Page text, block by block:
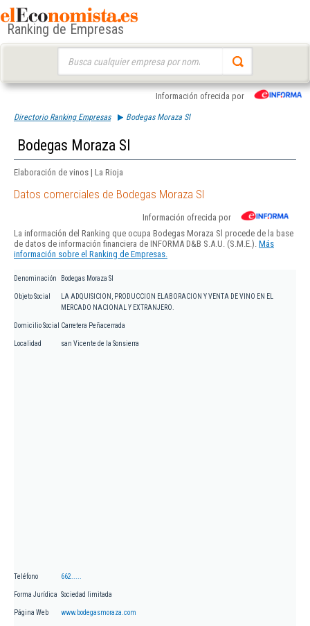
Ranking de Empresas
Información ofrecida por
Directorio Ranking Empresas Bodegas Moraza Sl
Bodegas Moraza Sl
Elaboración de vinos | La Rioja
Datos comerciales de Bodegas Moraza Sl
Información ofrecida por
La información del Ranking que ocupa Bodegas Moraza Sl procede de la base
de datos de información financiera de INFORMA D&B S.A.U. (S.M.E.). Más
información sobre el Ranking de Empresas.
Denominación Bodegas Moraza Sl
Objeto Social
LA ADQUISICION, PRODUCCION ELABORACION Y VENTA DE VINO EN EL
MERCADO NACIONAL Y EXTRANJERO.
Domicilio Social Carretera Peñacerrada
Localidad san Vicente de la Sonsierra
Teléfono 662.....
Forma Jurídica Sociedad limitada
Página Web www.bodegasmoraza.com